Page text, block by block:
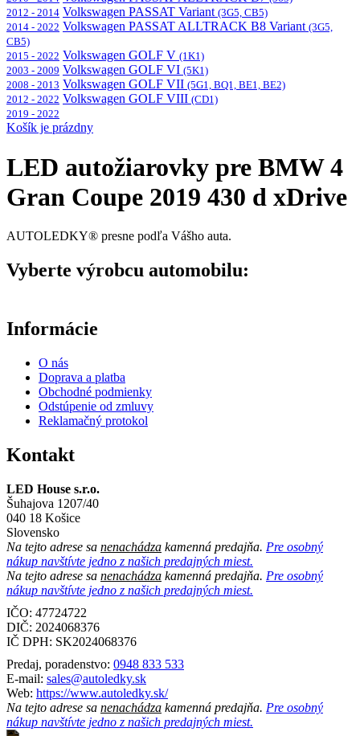
2012 - 2014 Volkswagen PASSAT Variant (3G5, CB5)
2014 - 2022 Volkswagen PASSAT ALLTRACK B8 Variant (3G5,
CB5)
2015 - 2022 Volkswagen GOLF V (1K1)
2003 - 2009 Volkswagen GOLF VI (5K1)
2008 - 2013 Volkswagen GOLF VII (5G1, BQ1, BE1, BE2)
2012 - 2022 Volkswagen GOLF VIII (CD1)
2019 - 2022
Košík je prázdny
LED autožiarovky pre BMW 4
Gran Coupe 2019 430 d xDrive
AUTOLEDKY® presne podľa Vášho auta.
Vyberte výrobcu automobilu:
Informácie
O nás
Doprava a platba
Obchodné podmienky
Odstúpenie od zmluvy
Reklamačný protokol
Kontakt
LED House s.r.o.
Šuhajova 1207/40
040 18 Košice
Slovensko
Na tejto adrese sa nenachádza kamenná predajňa. Pre osobný
nákup navštívte jedno z našich predajných miest.
Na tejto adrese sa nenachádza kamenná predajňa. Pre osobný
nákup navštívte jedno z našich predajných miest.
IČO: 47724722
DIČ: 2024068376
IČ DPH: SK2024068376
Predaj, poradenstvo: 0948 833 533
E-mail: sales@autoledky.sk
Web: https://www.autoledky.sk/
Na tejto adrese sa nenachádza kamenná predajňa. Pre osobný
nákup navštívte jedno z našich predajných miest.